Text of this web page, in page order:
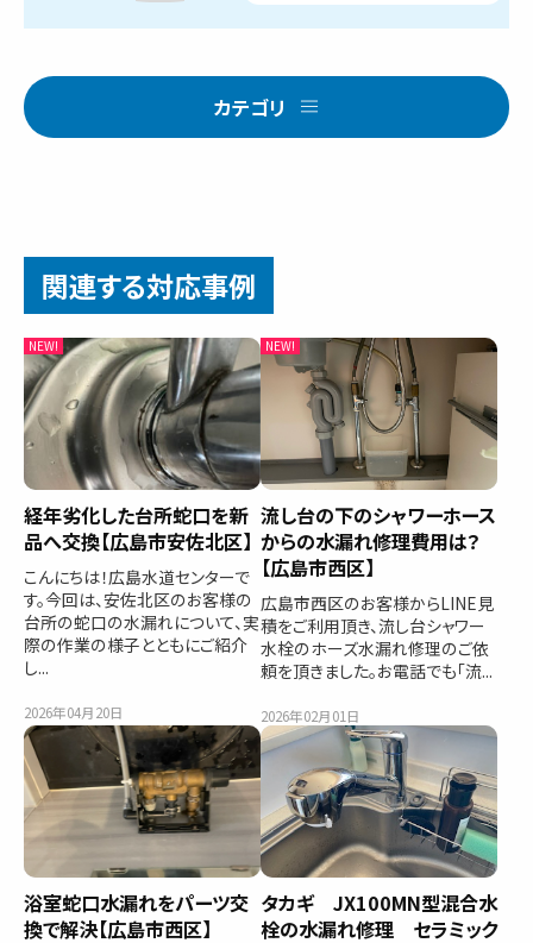
カテゴリ
関連する対応事例
経年劣化した台所蛇口を新
品へ交換【広島市安佐北区】
こんにちは！広島水道センターで
す。今回は、安佐北区のお客様の
台所の蛇口の水漏れについて、実
際の作業の様子とともにご紹介
し...
2026年04月20日
流し台の下のシャワーホース
からの水漏れ修理費用は？
【広島市西区】
広島市西区のお客様からLINE見
積をご利用頂き、流し台シャワー
水栓のホーズ水漏れ修理のご依
頼を頂きました。お電話でも「流...
2026年02月01日
浴室蛇口水漏れをパーツ交
換で解決【広島市西区】
タカギ JX100MN型混合水
栓の水漏れ修理 セラミック